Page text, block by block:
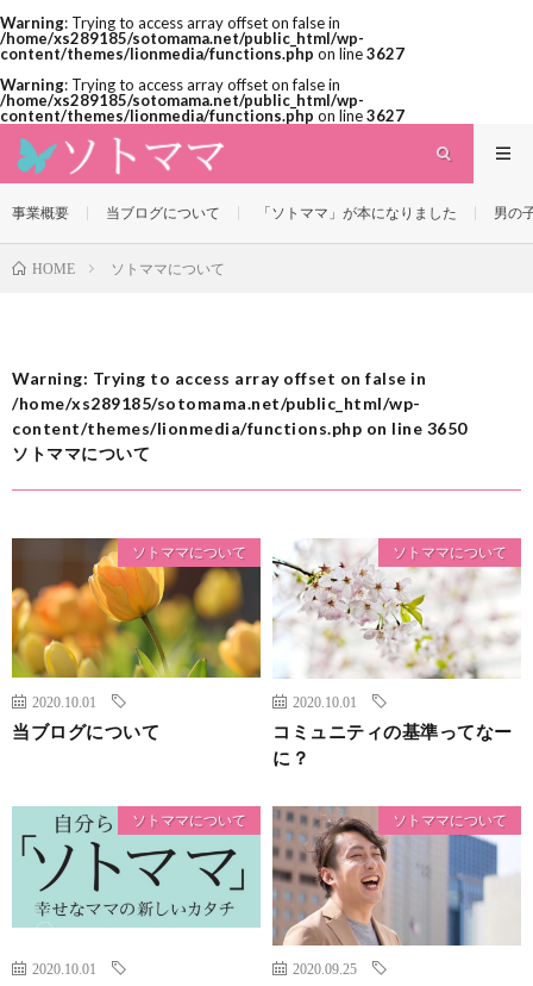
Warning: Trying to access array offset on false in
/home/xs289185/sotomama.net/public_html/wp-
content/themes/lionmedia/functions.php on line3627
Warning: Trying to access array offset on false in
/home/xs289185/sotomama.net/public_html/wp-
content/themes/lionmedia/functions.php on line3627
事業概要 当ブログについて 「ソトママ」が本になりました 男の
HOME ソトママについて
Warning: Trying to access array offset on false in
/home/xs289185/sotomama.net/public_html/wp-
content/themes/lionmedia/functions.php on line 3650
ソトママについて
ソトママについて
2020.10.01
当ブログについて
ソトママについて
2020.10.01
コミュニティの基準ってなー
に？
ソトママについて
2020.10.01
ソトママについて
2020.09.25